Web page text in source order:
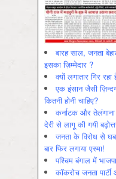
बारह साल, जनता
इसका ज़िम्मेदार ?
क्यों लगातार गिर
एक इंसान जैसी
कितनी होनी चाहिए?
कर्नाटक और
देरी से लागू की गयी
जनता के विरोध से
बार फिर लगाया एस्मा!
पश्चिम बंगाल में
कॉकरोच जनता